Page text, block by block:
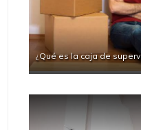
¿Qué es la caja de